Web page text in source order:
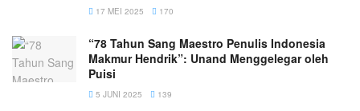
17 MEI 2025 170
“78 Tahun Sang Maestro Penulis Indonesia
Makmur Hendrik”: Unand Menggelegar oleh
Puisi
5 JUNI 2025 139